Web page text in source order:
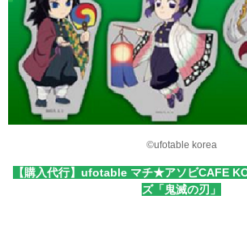
©ufotable korea
【購入代行】ufotable マチ★アソビCAFE
ズ「鬼滅の刃」